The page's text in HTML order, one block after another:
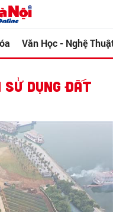
Văn Học - Nghệ
SỬ DỤNG ĐẤT